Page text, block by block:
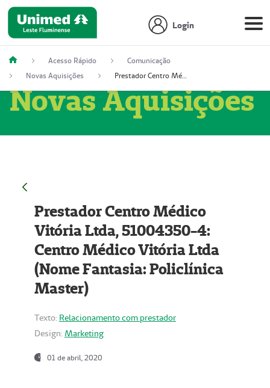
Login
Acesso Rápido
Comunicação
Novas Aquisições
Prestador Centro Médico Vitória Ltda, 51004350-4: Centro Médico Vitória Ltda (Nome Fantasia: Policlínica Master)
Novas Aquisições
Prestador Centro Médico
Vitória Ltda, 51004350-4:
Centro Médico Vitória Ltda
(Nome Fantasia: Policlínica
Master)
Texto: Relacionamento com prestador
Design: Marketing
01 de abril, 2020